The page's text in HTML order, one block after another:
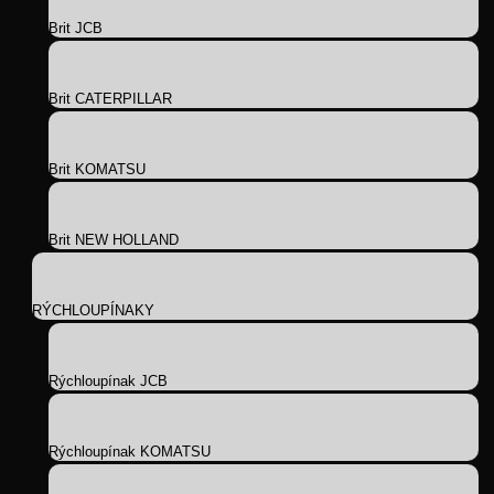
Brit JCB
Brit CATERPILLAR
Brit KOMATSU
Brit NEW HOLLAND
RÝCHLOUPÍNAKY
Rýchloupínak JCB
Rýchloupínak KOMATSU